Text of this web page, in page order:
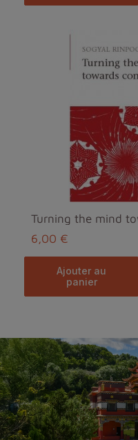
Turning the mind
6,00 €
ajouter au
panier